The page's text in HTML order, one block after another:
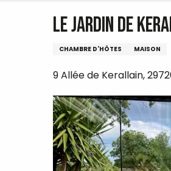
Le jardin de
CHAMBRE D'HÔTES MAISON
9 Allée de Kerallain,